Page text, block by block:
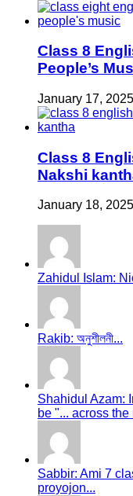
Class 8
People’s
January 17, 2025
Class 8
Nakshi
January 18, 2025
Zahidul Islam:
Rakib: অনুশীলনী...
Shahidul Azam:
be "... across the
Sabbir: Ami 7
proyojon...